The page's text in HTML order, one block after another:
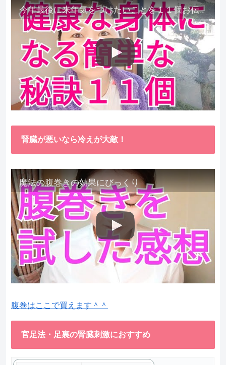
今年最後に来年気をつけたいことを１１個お伝えします。
腎臓が悪いなら冷えが大敵！
魔法の腹巻きの効果にびっくり
腹巻はここで買えます＾＾
官足法・足裏の腎臓刺激におすすめ